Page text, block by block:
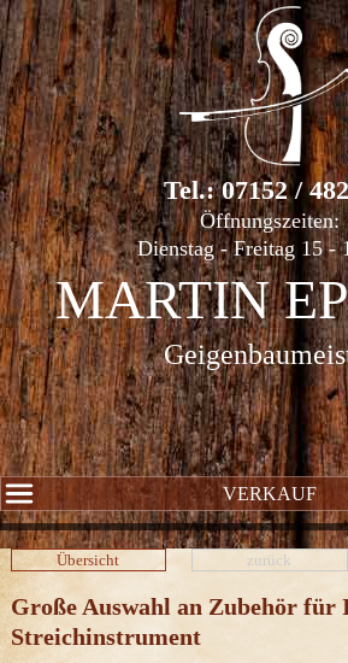
Tel.: 07152 /
Öffnungszeiten:
Dienstag - Freitag 15 -
MARTIN
VERKAUF
Übersicht zurück
Große Auswahl an Zubehör für
Streichinstrument